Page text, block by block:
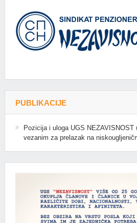
PUBLIKACIJE
Pozicija i uloga UGS
vezanim za prelazak na